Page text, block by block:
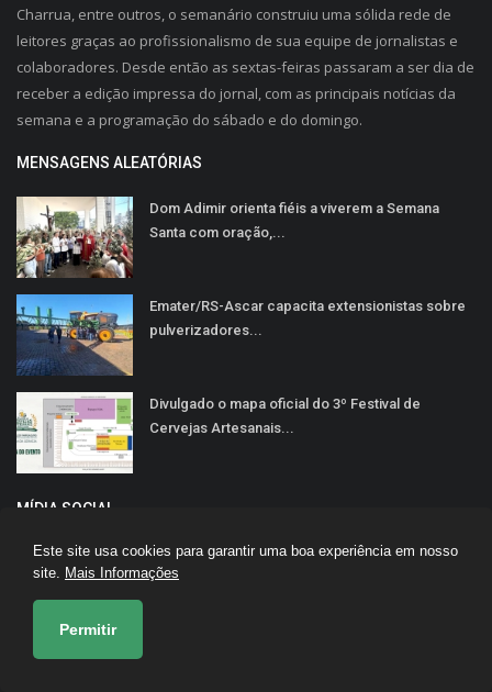
Charrua, entre outros, o semanário construiu uma sólida rede de
leitores graças ao profissionalismo de sua equipe de jornalistas e
colaboradores. Desde então as sextas-feiras passaram a ser dia de
receber a edição impressa do jornal, com as principais notícias da
semana e a programação do sábado e do domingo.
MENSAGENS ALEATÓRIAS
Dom Adimir orienta fiéis a viverem a Semana
Santa com oração,...
Emater/RS-Ascar capacita extensionistas sobre
pulverizadores...
Divulgado o mapa oficial do 3º Festival de
Cervejas Artesanais...
MÍDIA SOCIAL
Inscreva-se aqui para obter informações e atualizações
Este site usa cookies para garantir uma boa experiência em nosso
site. Mais Informações
Permitir